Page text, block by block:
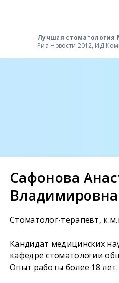
Лучшая стоматология
Риа Новости 2012, ИД
Сафонова
Владимировна
Стоматолог-терапевт,
Кандидат медицинских
кафедре стоматологии
Опыт работы более 18 лет.